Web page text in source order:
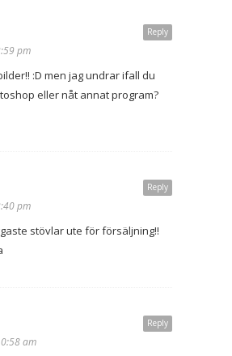
Reply
pm
:D men jag undrar ifall du
eller nåt annat program?
Reply
pm
stövlar ute för försäljning!!
Reply
am